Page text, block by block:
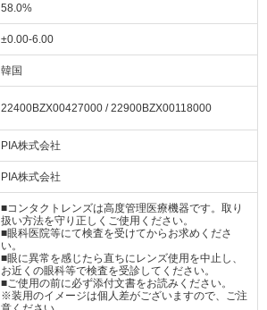
58.0%
±0.00-6.00
韓国
22400BZX00427000 / 22900BZX00118000
PIA株式会社
PIA株式会社
■コンタクトレンズは高度管理医療機器です。取り
扱い方法を守り正しくご使用ください。
■眼科医院等にて検査を受けてからお求めくださ
い。
■眼に異常を感じたら直ちにレンズ使用を中止し、
お近くの眼科等で検査を受診してください。
■ご使用の前に必ず添付文書をお読みください。
※装用のイメージは個人差がございますので、ご注